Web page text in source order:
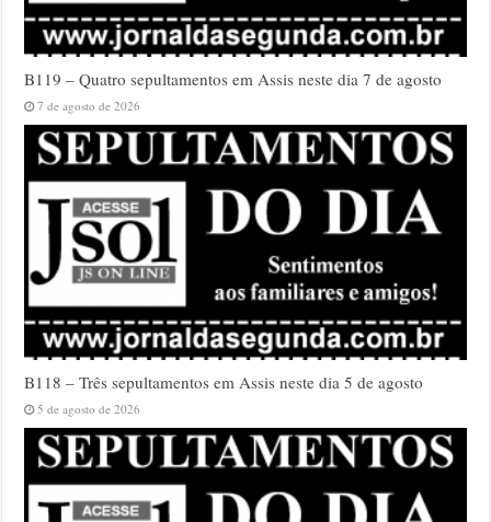
B119 – Quatro sepultamentos em Assis neste dia 7 de agosto
7 de agosto de 2026
B118 – Três sepultamentos em Assis neste dia 5 de agosto
5 de agosto de 2026